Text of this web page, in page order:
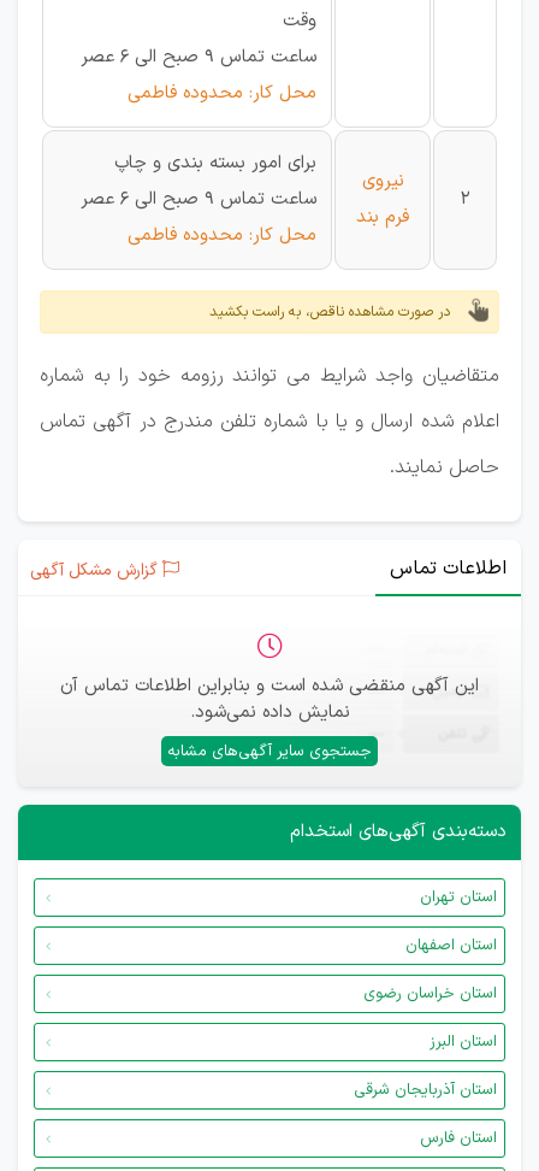
وقت
ساعت تماس 9 صبح الی 6 عصر
محل کار: محدوده فاطمی
2
نیروی
فرم بند
برای امور بسته بندی و چاپ
ساعت تماس 9 صبح الی 6 عصر
محل کار: محدوده فاطمی
در صورت مشاهده ناقص، به راست بکشید
متقاضیان واجد شرایط می توانند رزومه خود را به شماره
اعلام شده ارسال و یا با شماره تلفن مندرج در آگهی تماس
حاصل نمایند.
اطلاعات تماس گزارش مشکل آگهی
این آگهی منقضی شده است و بنابراین اطلاعات تماس آن
نمایش داده نمی‌شود.
جستجوی سایر آگهی‌های مشابه
ایمیل —
—
دسته‌بندی آگهی‌های استخدام
استان تهران
استان اصفهان
استان خراسان رضوی
استان البرز
استان آذربایجان شرقی
استان فارس